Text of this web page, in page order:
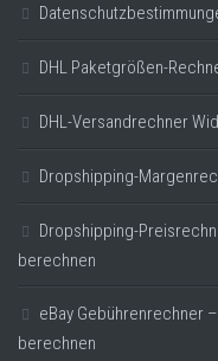
DHL Paketgrößen-
DHL-Versandrechner
Dropshipping-
Dropshipping-
berechnen
eBay Gebührenrechner
berechnen